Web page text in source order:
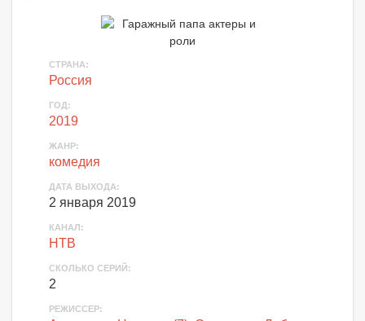
СТРАНА:
Россия
ГОД:
2019
ЖАНР:
комедия
ДАТА ВЫХОДА:
2 января 2019
КАНАЛ:
НТВ
СКОЛЬКО СЕРИЙ:
2
РЕЖИССЕР: